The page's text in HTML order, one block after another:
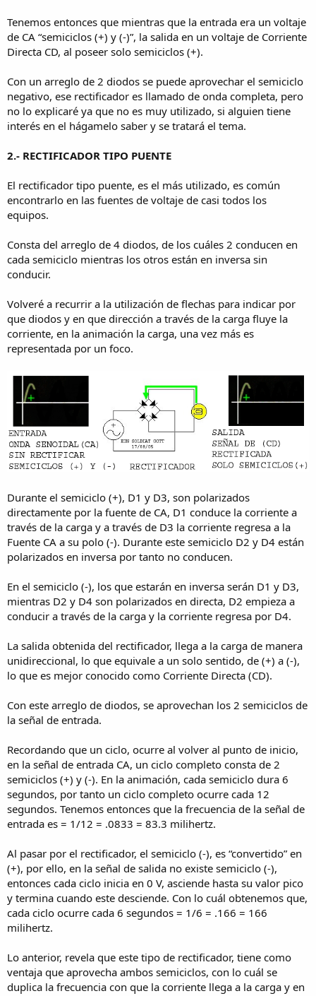
Tenemos entonces que mientras que la entrada era un voltaje
de CA “semiciclos (+) y (-)”, la salida en un voltaje de Corriente
Directa CD, al poseer solo semiciclos (+).
Con un arreglo de 2 diodos se puede aprovechar el semiciclo
negativo, ese rectificador es llamado de onda completa, pero
no lo explicaré ya que no es muy utilizado, si alguien tiene
interés en el hágamelo saber y se tratará el tema.
2.- RECTIFICADOR TIPO PUENTE
El rectificador tipo puente, es el más utilizado, es común
encontrarlo en las fuentes de voltaje de casi todos los
equipos.
Consta del arreglo de 4 diodos, de los cuáles 2 conducen en
cada semiciclo mientras los otros están en inversa sin
conducir.
Volveré a recurrir a la utilización de flechas para indicar por
que diodos y en que dirección a través de la carga fluye la
corriente, en la animación la carga, una vez más es
representada por un foco.
Durante el semiciclo (+), D1 y D3, son polarizados
directamente por la fuente de CA, D1 conduce la corriente a
través de la carga y a través de D3 la corriente regresa a la
Fuente CA a su polo (-). Durante este semiciclo D2 y D4 están
polarizados en inversa por tanto no conducen.
En el semiciclo (-), los que estarán en inversa serán D1 y D3,
mientras D2 y D4 son polarizados en directa, D2 empieza a
conducir a través de la carga y la corriente regresa por D4.
La salida obtenida del rectificador, llega a la carga de manera
unidireccional, lo que equivale a un solo sentido, de (+) a (-),
lo que es mejor conocido como Corriente Directa (CD).
Con este arreglo de diodos, se aprovechan los 2 semiciclos de
la señal de entrada.
Recordando que un ciclo, ocurre al volver al punto de inicio,
en la señal de entrada CA, un ciclo completo consta de 2
semiciclos (+) y (-). En la animación, cada semiciclo dura 6
segundos, por tanto un ciclo completo ocurre cada 12
segundos. Tenemos entonces que la frecuencia de la señal de
entrada es = 1/12 = .0833 = 83.3 milihertz.
Al pasar por el rectificador, el semiciclo (-), es “convertido” en
(+), por ello, en la señal de salida no existe semiciclo (-),
entonces cada ciclo inicia en 0 V, asciende hasta su valor pico
y termina cuando este desciende. Con lo cuál obtenemos que,
cada ciclo ocurre cada 6 segundos = 1/6 = .166 = 166
milihertz.
Lo anterior, revela que este tipo de rectificador, tiene como
ventaja que aprovecha ambos semiciclos, con lo cuál se
duplica la frecuencia con que la corriente llega a la carga y en